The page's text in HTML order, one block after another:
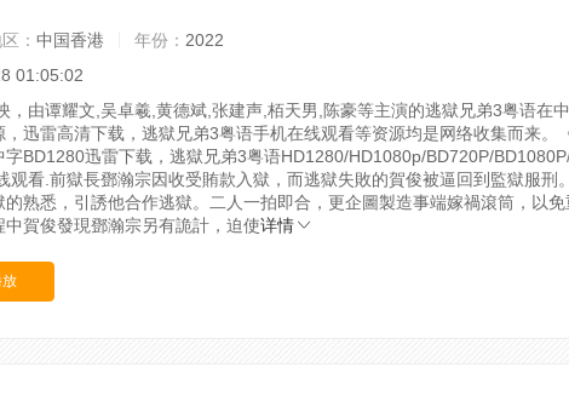
： 中国香港 年份： 2022
01:05:02
，由谭耀文,吴卓羲,黄德斌,张建声,栢天男,陈豪等主演的逃獄兄弟3粤语在
，迅雷高清下载，逃獄兄弟3粤语手机在线观看等资源均是网络收集而来。
字BD1280迅雷下载，逃獄兄弟3粤语HD1280/HD1080p/BD720P/
观看. 前獄長鄧瀚宗因收受賄款入獄，而逃獄失敗的賀俊被逼回到監獄服刑
的熟悉，引誘他合作逃獄。二人一拍即合，更企圖製造事端嫁禍滾筒，以
中賀俊發現鄧瀚宗另有詭計，迫使详情